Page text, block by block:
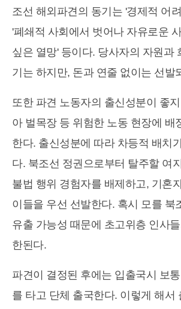
조선 해외파견의 동기는 '경제적 어
'폐쇄적 사회에서 벗어나 자유로운
싶은 열망' 등이다. 당사자의 자원과
기는 하지만, 돈과 연줄 없이는 선발
또한 파견 노동자의 출신성분이 좋지
아 벌목장 등 위험한 노동 현장에 배
한다. 출신성분에 따라 차등적 배치
다. 북조선 정권으로부터 탈주할 여
불법 행위 경험자를 배제하고, 기혼
이들을 우선 선발한다. 혹시 모를 북
유출 가능성 때문에 초고위층 인사
한된다.
파견이 결정된 후에는 입출국시 보통
를 타고 단체 출국한다. 이렇게 해서